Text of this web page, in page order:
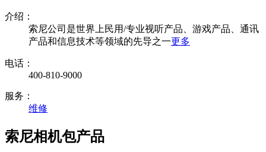
介绍：
索尼公司是世界上民用/专业视听产品、游戏产品、通讯
产品和信息技术等领域的先导之一更多
电话：
400-810-9000
服务：
维修
索尼相机包产品